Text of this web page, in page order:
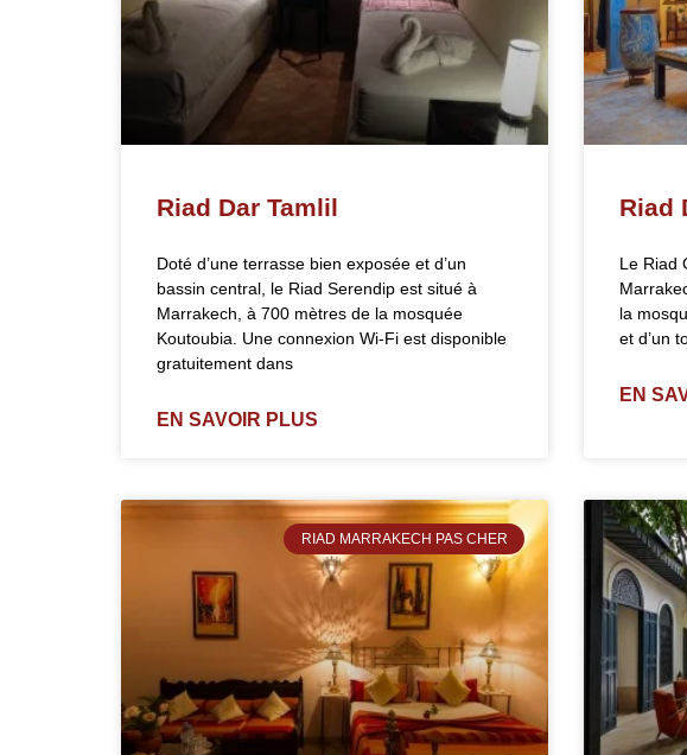
Riad Dar Tamlil
Doté d’une terrasse bien exposée et d’un
bassin central, le Riad Serendip est situé à
Marrakech, à 700 mètres de la mosquée
Koutoubia. Une connexion Wi-Fi est disponible
gratuitement dans
EN SAVOIR PLUS
Riad
Le Riad
la
et d’un
EN
RIAD MARRAKECH PAS CHER